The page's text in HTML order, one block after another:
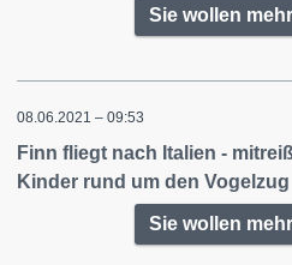
Sie wollen
08.06.2021 – 09:53
Finn fliegt nach Italien -
Kinder rund um den Vogelzug
Sie wollen